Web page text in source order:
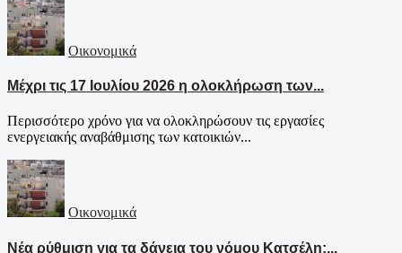
Οικονομικά
Μέχρι τις 17 Ιουλίου 2026 η ολοκλήρωση των...
Περισσότερο χρόνο για να ολοκληρώσουν τις εργασίες
ενεργειακής αναβάθμισης των κατοικιών...
Οικονομικά
Νέα ρύθμιση για τα δάνεια του νόμου Κατσέλη:...